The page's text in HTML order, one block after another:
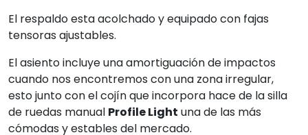
El respaldo esta acolchado y equipado con fajas
tensoras ajustables.
El asiento incluye una amortiguación de impactos
cuando nos encontremos con una zona irregular,
esto junto con el cojín que incorpora hace de la silla
de ruedas manual Profile Light una de las más
cómodas y estables del mercado.